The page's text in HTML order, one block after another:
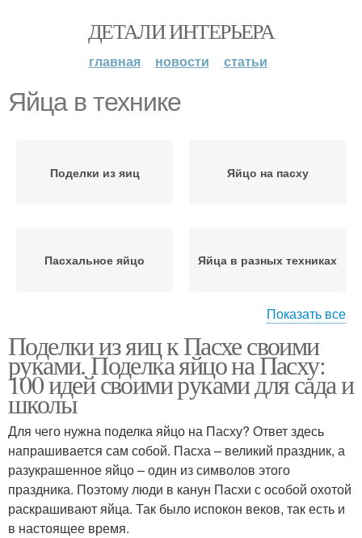
ДЕТАЛИ ИНТЕРЬЕРА
главная новости статьи
Яйца в технике
Поделки из яиц Яйцо на пасху
Пасхальное яйцо Яйца в разных техниках
Яйцо из макарон Яйца из макарон
Ленты в технике Декоративные яйца
Пасхальные яйца
Показать все
Поделки из яиц к Пасхе своими
руками. Поделка яйцо на Пасху:
100 идей своими руками для сада и
школы
Для чего нужна поделка яйцо на Пасху? Ответ здесь
напрашивается сам собой. Пасха – великий праздник, а
разукрашенное яйцо – один из символов этого
праздника. Поэтому люди в канун Пасхи с особой охотой
раскрашивают яйца. Так было испокон веков, так есть и
в настоящее время.